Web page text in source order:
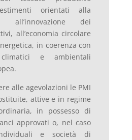
orientati alla
all’innovazione dei
all’economia circolare
in coerenza con
e ambientali
alle agevolazioni le PMI
attive e in regime
in possesso di
approvati o, nel caso
e società di